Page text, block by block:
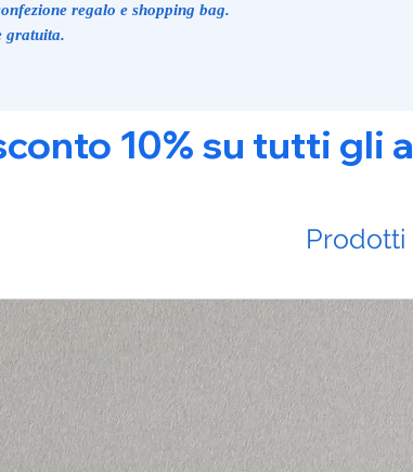
regalo e shopping bag.
gratuita.
10% su tutti gli